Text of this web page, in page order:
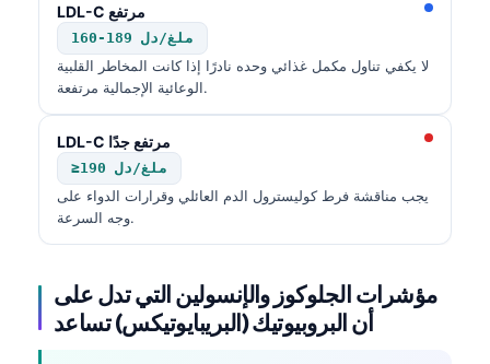
LDL-C مرتفع
160-189 ملغ/دل
لا يكفي تناول مكمل غذائي وحده نادرًا إذا كانت المخاطر القلبية
الوعائية الإجمالية مرتفعة.
LDL-C مرتفع جدًا
≥190 ملغ/دل
يجب مناقشة فرط كوليسترول الدم العائلي وقرارات الدواء على
وجه السرعة.
مؤشرات الجلوكوز والإنسولين التي تدل على
أن البروبيوتيك (البريبايوتيكس) تساعد